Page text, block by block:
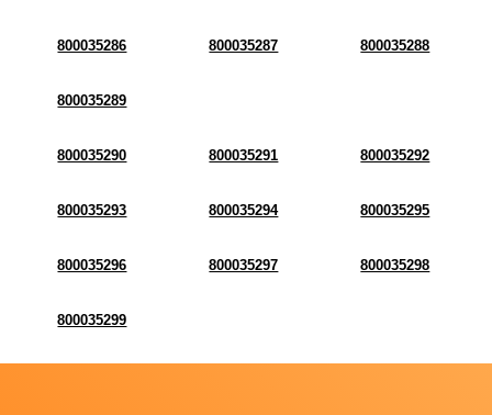
800035286 800035287 800035288
800035289
800035290 800035291 800035292
800035293 800035294 800035295
800035296 800035297 800035298
800035299